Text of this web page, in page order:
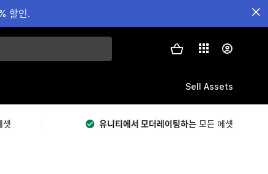
할인.
Sell Assets
셋 유니티에서 모더레이팅하는 모든 에셋